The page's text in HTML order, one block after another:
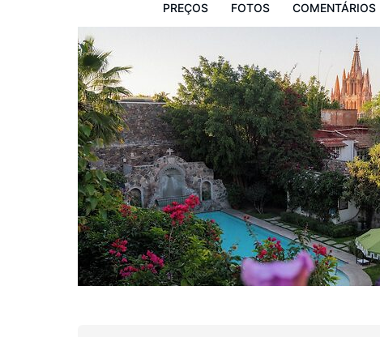
PREÇOS FOTOS COMENTÁRIOS